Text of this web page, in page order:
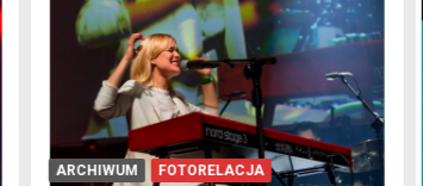
ARCHIWUM FOTORELACJA